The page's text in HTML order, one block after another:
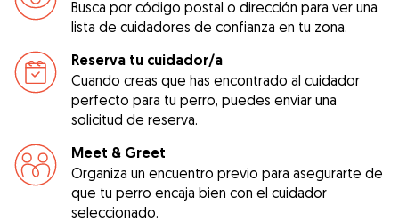
Busca por código postal o dirección para ver una
lista de cuidadores de confianza en tu zona.
Reserva tu cuidador/a
Cuando creas que has encontrado al cuidador
perfecto para tu perro, puedes enviar una
solicitud de reserva.
Meet & Greet
Organiza un encuentro previo para asegurarte de
que tu perro encaja bien con el cuidador
seleccionado.